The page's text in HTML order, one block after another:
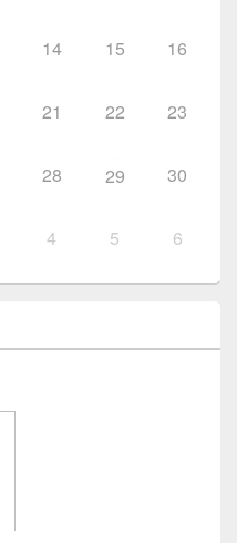
14 15 16
21 22 23
28 29 30
4 5 6